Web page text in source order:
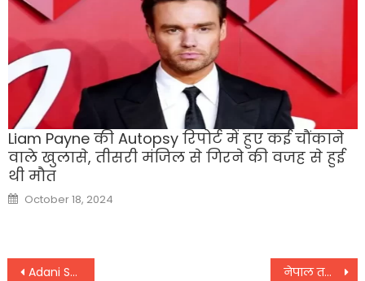
Liam Payne की Autopsy रिपोर्ट में हुए कई चौंकाने
वाले खुलासे, तीसरी मंजिल से गिरने की वजह से हुई
थी मौत
Posted
on
October 18, 2024
Post
Adani Share Price : अदाणी एंटरप्राइजेज के शेयरों को लगे पंख नेपाल तक है फर्जी पासपोर्ट बनाने वाले गिरोह का नेटवर्क, गोरखपुर में भी 14 साल पहले हुआ था खेल